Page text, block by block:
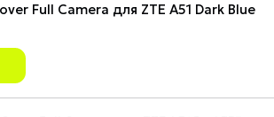
Full Camera для ZTE A51 Dark Blue